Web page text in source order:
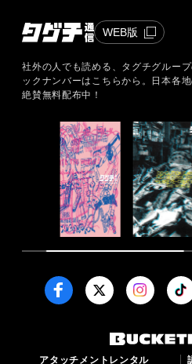
WEB版
社外の人でも読める、タグチグルー
ックナンバーはこちらから。
日本各
絶賛無料配布中！
アタッチメントレンタル